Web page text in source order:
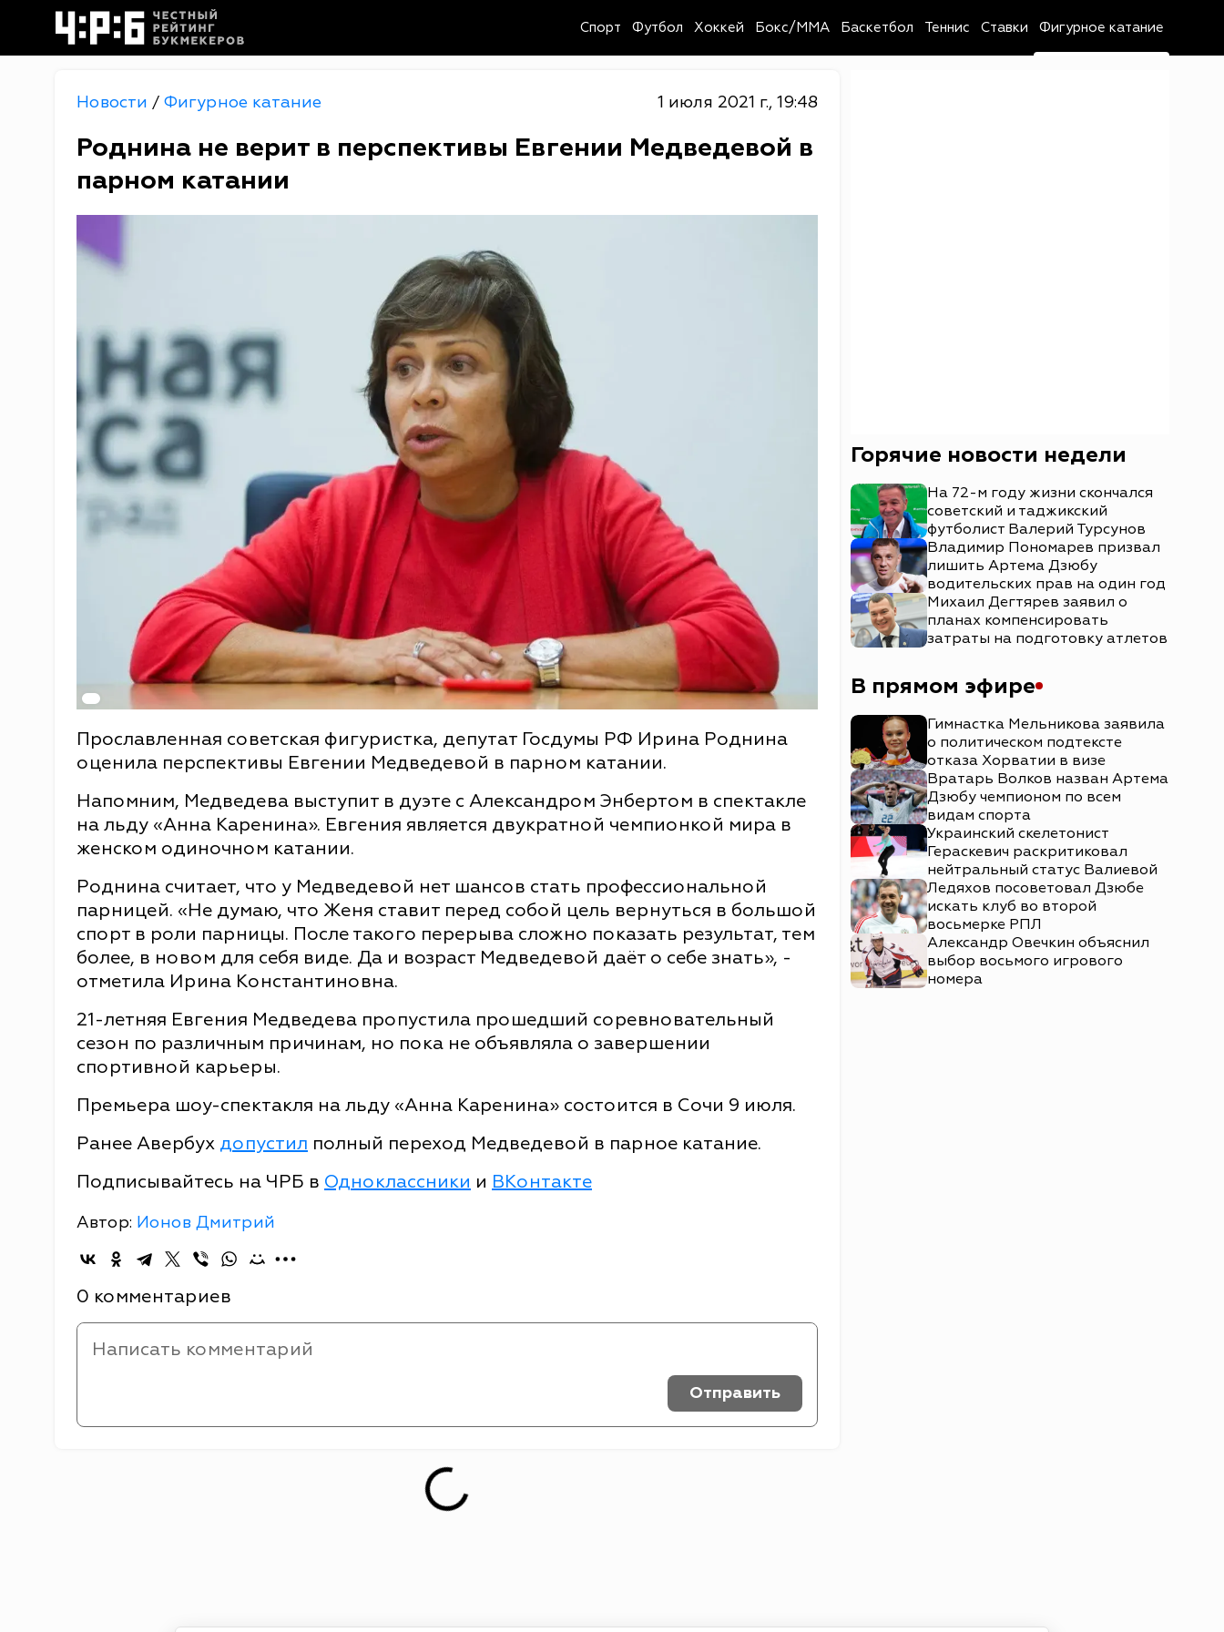
Спорт Футбол Хоккей Бокс/MMA Баскетбол Теннис Ставки Фигурное катание
Новости / Фигурное катание 1 июля 2021 г., 19:48
Роднина не верит в перспективы Евгении Медведевой в
парном катании
Прославленная советская фигуристка, депутат Госдумы РФ Ирина Роднина
оценила перспективы Евгении Медведевой в парном катании.
Напомним, Медведева выступит в дуэте с Александром Энбертом в спектакле
на льду «Анна Каренина». Евгения является двукратной чемпионкой мира в
женском одиночном катании.
Роднина считает, что у Медведевой нет шансов стать профессиональной
парницей. «Не думаю, что Женя ставит перед собой цель вернуться в большой
спорт в роли парницы. После такого перерыва сложно показать результат, тем
более, в новом для себя виде. Да и возраст Медведевой даёт о себе знать», -
отметила Ирина Константиновна.
21-летняя Евгения Медведева пропустила прошедший соревновательный
сезон по различным причинам, но пока не объявляла о завершении
спортивной карьеры.
Премьера шоу-спектакля на льду «Анна Каренина» состоится в Сочи 9 июля.
Ранее Авербух допустил полный переход Медведевой в парное катание.
Подписывайтесь на ЧРБ в Одноклассники и ВКонтакте
Автор: Ионов Дмитрий
0 комментариев
Отправить
Горячие новости недели
На 72-м году жизни скончался
советский и таджикский
футболист Валерий Турсунов
Владимир Пономарев призвал
лишить Артема Дзюбу
водительских прав на один год
Михаил Дегтярев заявил о
планах компенсировать
затраты на подготовку атлетов
В прямом эфире
Гимнастка Мельникова заявила
о политическом подтексте
отказа Хорватии в визе
Вратарь Волков назван Артема
Дзюбу чемпионом по всем
видам спорта
Украинский скелетонист
Гераскевич раскритиковал
нейтральный статус Валиевой
Ледяхов посоветовал Дзюбе
искать клуб во второй
восьмерке РПЛ
Александр Овечкин объяснил
выбор восьмого игрового
номера